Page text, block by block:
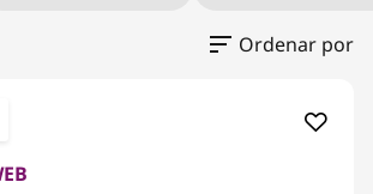
Ordenar por